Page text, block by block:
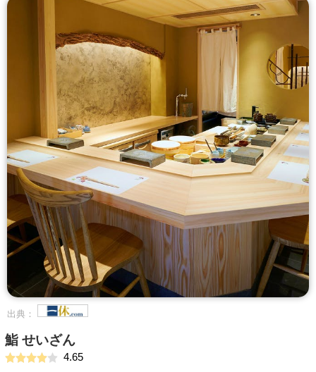
出典：
鮨 せいざん
4.65